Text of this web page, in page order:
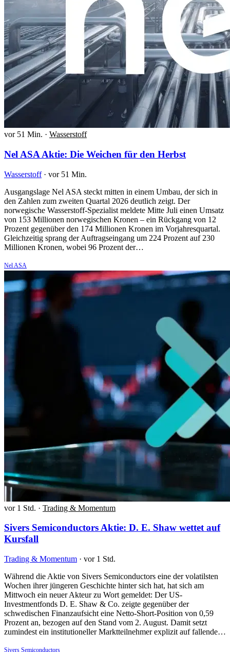
vor 51 Min. · Wasserstoff
Nel ASA Aktie: Die Weichen für den Herbst
Wasserstoff · vor 51 Min.
Ausgangslage Nel ASA steckt mitten in einem Umbau, der sich in
den Zahlen zum zweiten Quartal 2026 deutlich zeigt. Der
norwegische Wasserstoff-Spezialist meldete Mitte Juli einen Umsatz
von 153 Millionen norwegischen Kronen – ein Rückgang von 12
Prozent gegenüber den 174 Millionen Kronen im Vorjahresquartal.
Gleichzeitig sprang der Auftragseingang um 224 Prozent auf 230
Millionen Kronen, wobei 96 Prozent der…
Nel ASA
vor 1 Std. · Trading & Momentum
Sivers Semiconductors Aktie: D. E. Shaw wettet auf
Kursfall
Trading & Momentum · vor 1 Std.
Während die Aktie von Sivers Semiconductors eine der volatilsten
Wochen ihrer jüngeren Geschichte hinter sich hat, hat sich am
Mittwoch ein neuer Akteur zu Wort gemeldet: Der US-
Investmentfonds D. E. Shaw & Co. zeigte gegenüber der
schwedischen Finanzaufsicht eine Netto-Short-Position von 0,59
Prozent an, bezogen auf den Stand vom 2. August. Damit setzt
zumindest ein institutioneller Marktteilnehmer explizit auf fallende…
Sivers Semiconductors